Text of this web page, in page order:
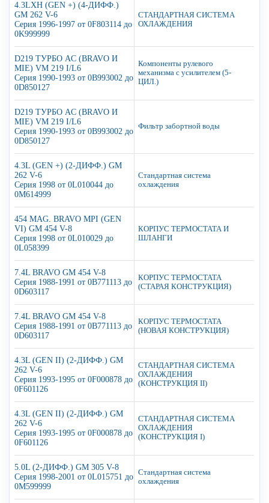
4.3LXH (GEN +) (4-ДИФФ.)
GM 262 V-6
Серия 1996-1997 от 0F803114 до
0K999999
СТАНДАРТНАЯ СИСТЕМА
ОХЛАЖДЕНИЯ
D219 ТУРБО AC (BRAVO И
MIE) VM 219 I/L6
Серия 1990-1993 от 0B993002 до
0D850127
Компоненты рулевого
механизма с усилителем (5-
ЦИЛ.)
D219 ТУРБО AC (BRAVO И
MIE) VM 219 I/L6
Серия 1990-1993 от 0B993002 до
0D850127
Фильтр забортной воды
4.3L (GEN +) (2-ДИФФ.) GM
262 V-6
Серия 1998 от 0L010044 до
0M614999
Стандартная система
охлаждения
454 MAG. BRAVO MPI (GEN
VI) GM 454 V-8
Серия 1998 от 0L010029 до
0L058399
КОРПУС ТЕРМОСТАТА И
ШЛАНГИ
7.4L BRAVO GM 454 V-8
Серия 1988-1991 от 0B771113 до
0D603117
КОРПУС ТЕРМОСТАТА
(СТАРАЯ КОНСТРУКЦИЯ)
7.4L BRAVO GM 454 V-8
Серия 1988-1991 от 0B771113 до
0D603117
КОРПУС ТЕРМОСТАТА
(НОВАЯ КОНСТРУКЦИЯ)
4.3L (GEN II) (2-ДИФФ.) GM
262 V-6
Серия 1993-1995 от 0F000878 до
0F601126
СТАНДАРТНАЯ СИСТЕМА
ОХЛАЖДЕНИЯ
(КОНСТРУКЦИЯ II)
4.3L (GEN II) (2-ДИФФ.) GM
262 V-6
Серия 1993-1995 от 0F000878 до
0F601126
СТАНДАРТНАЯ СИСТЕМА
ОХЛАЖДЕНИЯ
(КОНСТРУКЦИЯ I)
5.0L (2-ДИФФ.) GM 305 V-8
Серия 1998-2001 от 0L015751 до
0M599999
Стандартная система
охлаждения